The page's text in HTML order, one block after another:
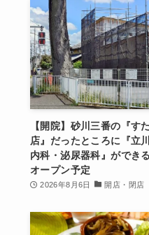
【開院】砂川三番の『す
店』だったところに『立
内科・泌尿器科』ができ
オープン予定
2026年8月6日 開店・閉店